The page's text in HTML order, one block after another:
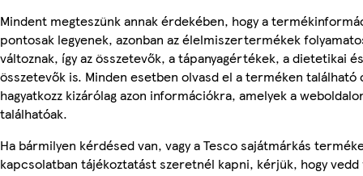
Mindent megteszünk annak érdekében, hogy a
pontosak legyenek, azonban az élelmiszertermékek
változnak, így az összetevők, a tápanyagértékek, a dietetikai
összetevők is. Minden esetben olvasd el a terméken található
hagyatkozz kizárólag azon információkra, amelyek a
találhatóak.
Ha bármilyen kérdésed van, vagy a Tesco sajátmárkás
kapcsolatban tájékoztatást szeretnél kapni, kérjük, hogy vedd